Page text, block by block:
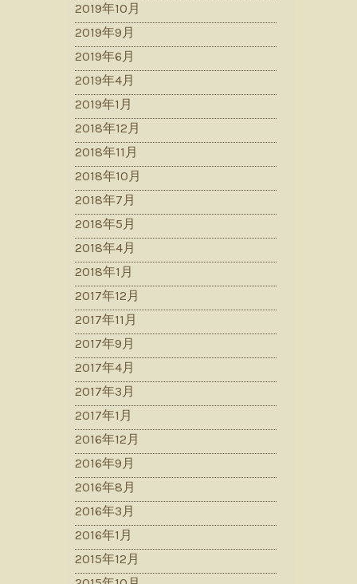
2019年10月
2019年9月
2019年6月
2019年4月
2019年1月
2018年12月
2018年11月
2018年10月
2018年7月
2018年5月
2018年4月
2018年1月
2017年12月
2017年11月
2017年9月
2017年4月
2017年3月
2017年1月
2016年12月
2016年9月
2016年8月
2016年3月
2016年1月
2015年12月